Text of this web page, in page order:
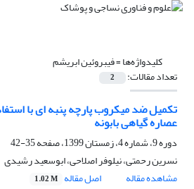
کلیدواژه‌ها =فیبروئین ابریشم
تعداد مقالات: 2
تکمیل ضد میکروب پارچه پنبه ای با
عصاره گیاهی بابونه
دوره 9، شماره 4، زمستان 1399، صفحه
35-42
نسرین رحمتی، نیلوفر اصلاحی، ابوسعید رشیدی
مشاهده مقاله
اصل مقاله 1.02 M